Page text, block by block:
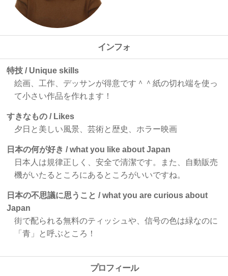
インフォ
特技 / Unique skills
絵画、工作、デッサンが得意です＾＾紙の切れ端を使っ
て小さい作品を作れます！
すきなもの / Likes
夕日と美しい風景、芸術と歴史、ホラー映画
日本の何が好き / what you like about Japan
日本人は規律正しく、安全で清潔です。また、自動販売
機がいたるところにあるところがいいですね。
日本の不思議に思うこと / what you are curious about
Japan
街で配られる無料のティッシュや、信号の色は緑なのに
「青」と呼ぶところ！
プロフィール